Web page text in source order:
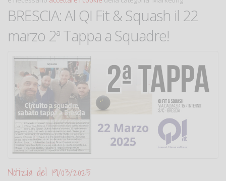
BRESCIA: Al QI Fit & Squash il 22
marzo 2ª Tappa a Squadre!
Notizia del 19/03/2025